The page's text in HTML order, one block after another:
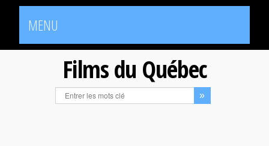
MENU
Films du Québec